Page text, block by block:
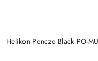
Helikon Ponczo Black PO-